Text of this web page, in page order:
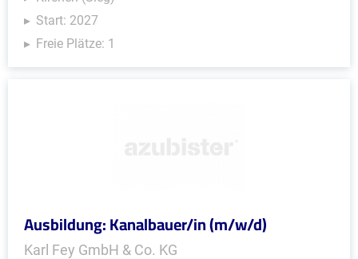
Start: 2027
Freie Plätze: 1
Ausbildung: Kanalbauer/in (m/w/d)
Karl Fey GmbH & Co. KG